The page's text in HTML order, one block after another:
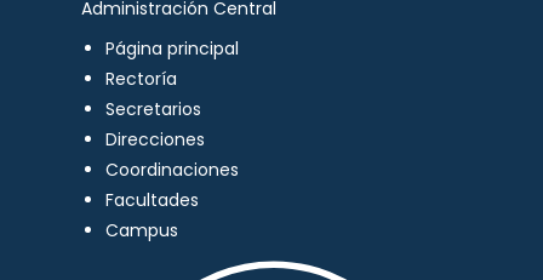
Administración Central
Página principal
Rectoría
Secretarios
Direcciones
Coordinaciones
Facultades
Campus